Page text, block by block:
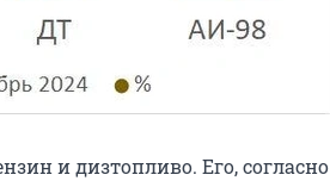
и дизтопливо. Его, согласно